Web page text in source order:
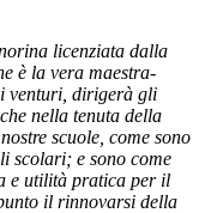
licenziata dalla
è la vera maestra-
venturi, dirigerà gli
nella tenuta della
scuole, come sono
scolari; e sono come
e utilità pratica per il
il rinnovarsi della